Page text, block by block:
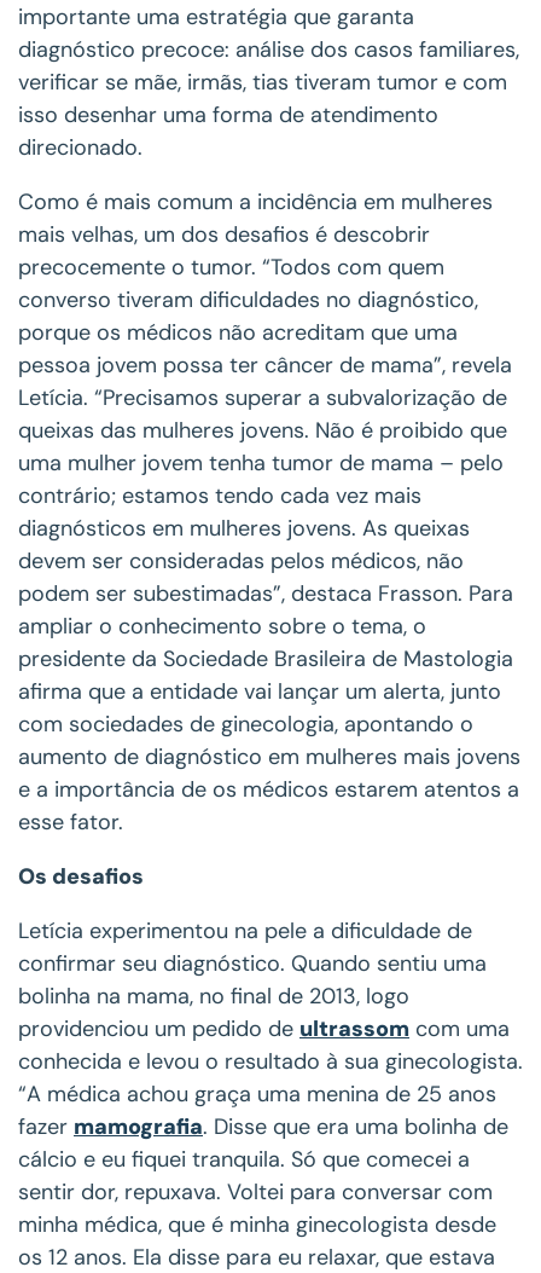
importante uma estratégia que garanta
diagnóstico precoce: análise dos casos familiares,
verificar se mãe, irmãs, tias tiveram tumor e com
isso desenhar uma forma de atendimento
direcionado.
Como é mais comum a incidência em mulheres
mais velhas, um dos desafios é descobrir
precocemente o tumor. “Todos com quem
converso tiveram dificuldades no diagnóstico,
porque os médicos não acreditam que uma
pessoa jovem possa ter câncer de mama”, revela
Letícia. “Precisamos superar a subvalorização de
queixas das mulheres jovens. Não é proibido que
uma mulher jovem tenha tumor de mama – pelo
contrário; estamos tendo cada vez mais
diagnósticos em mulheres jovens. As queixas
devem ser consideradas pelos médicos, não
podem ser subestimadas”, destaca Frasson. Para
ampliar o conhecimento sobre o tema, o
presidente da Sociedade Brasileira de Mastologia
afirma que a entidade vai lançar um alerta, junto
com sociedades de ginecologia, apontando o
aumento de diagnóstico em mulheres mais jovens
e a importância de os médicos estarem atentos a
esse fator.
Os desafios
Letícia experimentou na pele a dificuldade de
confirmar seu diagnóstico. Quando sentiu uma
bolinha na mama, no final de 2013, logo
providenciou um pedido de ultrassom com uma
conhecida e levou o resultado à sua ginecologista.
“A médica achou graça uma menina de 25 anos
fazer mamografia. Disse que era uma bolinha de
cálcio e eu fiquei tranquila. Só que comecei a
sentir dor, repuxava. Voltei para conversar com
minha médica, que é minha ginecologista desde
os 12 anos. Ela disse para eu relaxar, que estava